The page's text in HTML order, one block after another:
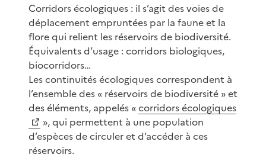
Corridors écologiques : il s’agit des voies de
déplacement empruntées par la faune et la
flore qui relient les réservoirs de biodiversité.
Équivalents d’usage : corridors biologiques,
biocorridors…
Les continuités écologiques correspondent à
l’ensemble des « réservoirs de biodiversité » et
des éléments, appelés «corridors écologiques
», qui permettent à une population
d’espèces de circuler et d’accéder à ces
réservoirs.